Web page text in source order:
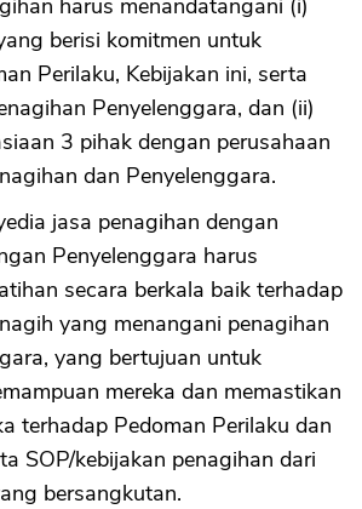
berisi komitmen untuk
Perilaku, Kebijakan ini, serta
Penyelenggara, dan (ii)
3 pihak dengan perusahaan
dan Penyelenggara.
jasa penagihan dengan
Penyelenggara harus
secara berkala baik terhadap
yang menangani penagihan
yang bertujuan untuk
mereka dan memastikan
terhadap Pedoman Perilaku dan
SOP/kebijakan penagihan dari
bersangkutan.